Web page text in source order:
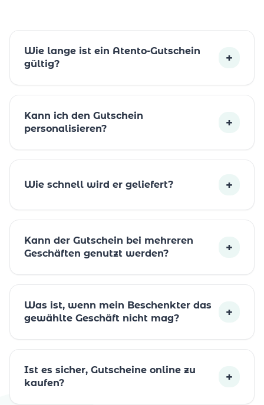
Wie lange ist ein Atento-Gutschein
gültig?
+
Kann ich den Gutschein
personalisieren?
+
Wie schnell wird er geliefert? +
Kann der Gutschein bei mehreren
Geschäften genutzt werden?
+
Was ist, wenn mein Beschenkter das
gewählte Geschäft nicht mag?
+
Ist es sicher, Gutscheine online zu
kaufen?
+